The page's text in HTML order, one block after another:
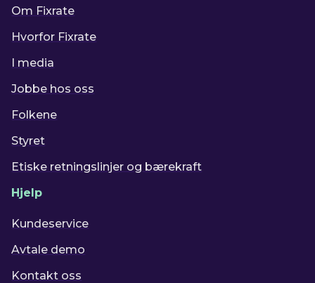
Om Fixrate
Hvorfor Fixrate
I media
Jobbe hos oss
Folkene
Styret
Etiske retningslinjer og bærekraft
Hjelp
Kundeservice
Avtale demo
Kontakt oss